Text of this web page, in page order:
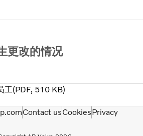
更改的情况
工 PDF 510 KB
Contact usCookiesPrivacy